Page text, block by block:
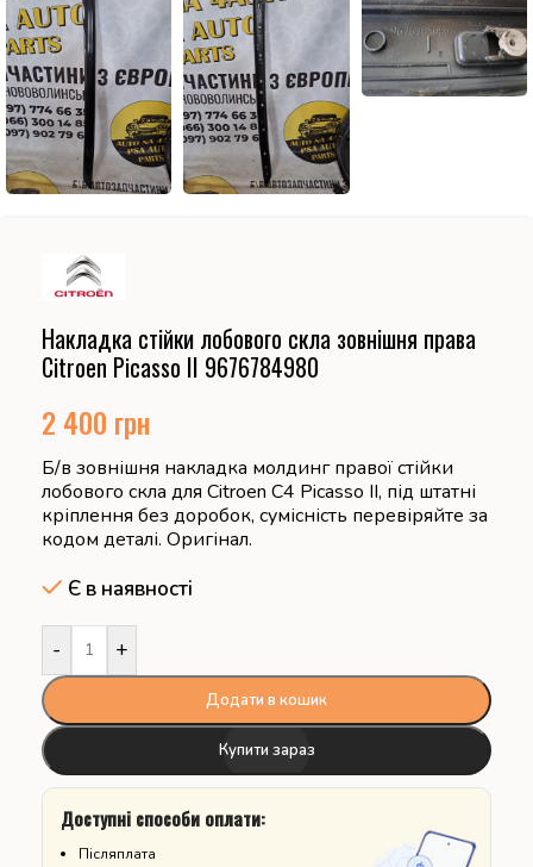
Накладка стійки лобового скла зовнішня права
Citroen Picasso II 9676784980
2 400 грн
Б/в зовнішня накладка молдинг правої стійки
лобового скла для Citroen C4 Picasso II, під штатні
кріплення без доробок, сумісність перевіряйте за
кодом деталі. Оригінал.
Є в наявності
- +
Додати в кошик
Купити зараз
Доступні способи оплати:
Післяплата